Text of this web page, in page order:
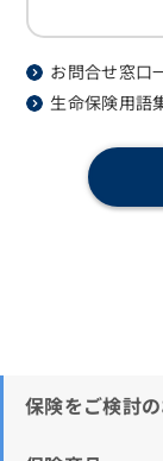
お問合せ窓口
生命保険用語
保険をご検討